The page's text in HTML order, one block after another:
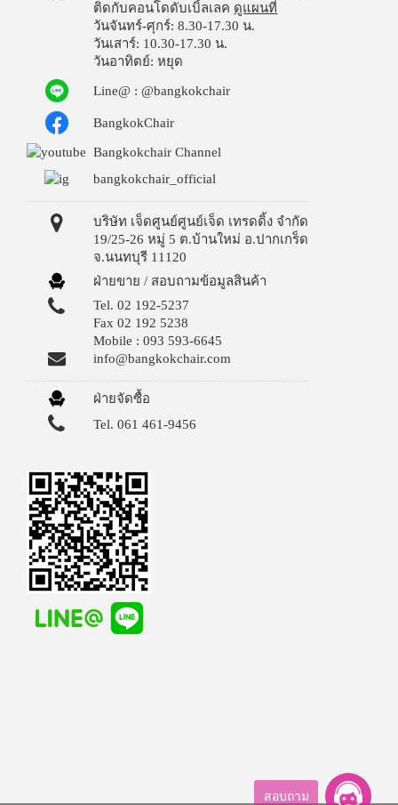
ติดกับคอนโดดับเบิ้ลเลค ดูแผนที่
วันจันทร์-ศุกร์: 8.30-17.30 น.
วันเสาร์: 10.30-17.30 น.
วันอาทิตย์: หยุด
Line@ : @bangkokchair
BangkokChair
Bangkokchair Channel
bangkokchair_official
บริษัท เจ็ดศูนย์ศูนย์เจ็ด เทรดดิ้ง จำกัด
19/25-26 หมู่ 5 ต.บ้านใหม่ อ.ปากเกร็ด
จ.นนทบุรี 11120
ฝ่ายขาย / สอบถามข้อมูลสินค้า
Tel. 02 192-5237
Fax 02 192 5238
Mobile : 093 593-6645
info@bangkokchair.com
ฝ่ายจัดซื้อ
Tel. 061 461-9456
สอบถาม